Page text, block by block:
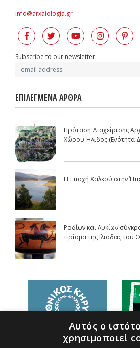
info@arxaiologia.gr
Subscribe to our newsletter:
ΕΠΙΛΕΓΜΕΝΑ ΑΡΘΡΑ
Πρόταση Διαχείρισης
Χώρου Ήλιδος (Ενότητα
Η Εποχή Χαλκού στην
Ροδίων και Λυκίων
πρίσμα της Ιλιάδας του
Αυτός ο
χρησιμοποιεί